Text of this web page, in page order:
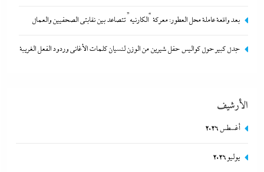
بعد واقعة عاملة محل العطور: معركة “الكارنيه” تتصاعد بين نقابتى الصحفيين والعمال
جدل كبير حول كواليس حفل شيرين من الوزن لنسيان كلمات الأغانى وردود الفعل الغريبة
الأرشيف
أغسطس 2026
يوليو 2026